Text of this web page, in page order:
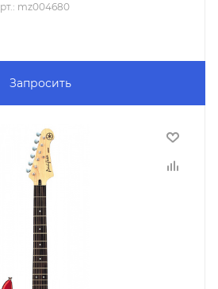
mz004680
Запросить